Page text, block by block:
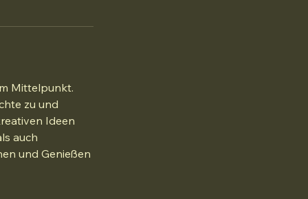
Mittelpunkt.
zu und
Ideen
auch
und Genießen